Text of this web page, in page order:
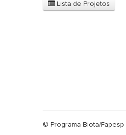
Lista de Projetos
© Programa Biota/Fapesp